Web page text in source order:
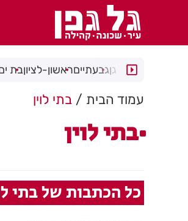
רמת גןגבעתייםראשון-לציוןבת
עמוד הבית בתי לוין
בתי לוין
כל הכתבות של בתי